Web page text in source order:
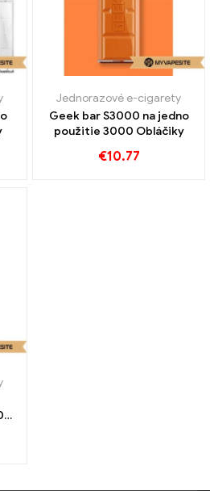
Jednorazové e-cigarety
Geek bar S3000 na jedno
použitie 3000 Obláčiky
€10.77